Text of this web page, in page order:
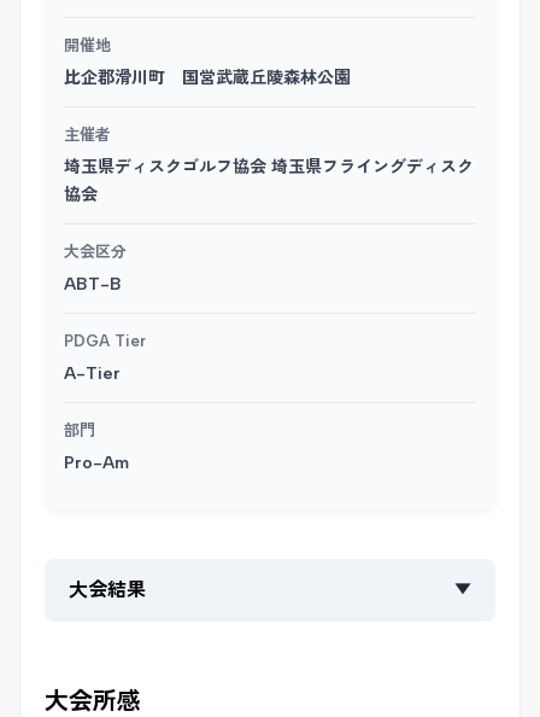
開催地
比企郡滑川町 国営武蔵丘陵森林公園
主催者
埼玉県ディスクゴルフ協会 埼玉県フライングディスク
協会
大会区分
ABT-B
PDGA Tier
A-Tier
部門
Pro-Am
大会結果 ▼
大会所感